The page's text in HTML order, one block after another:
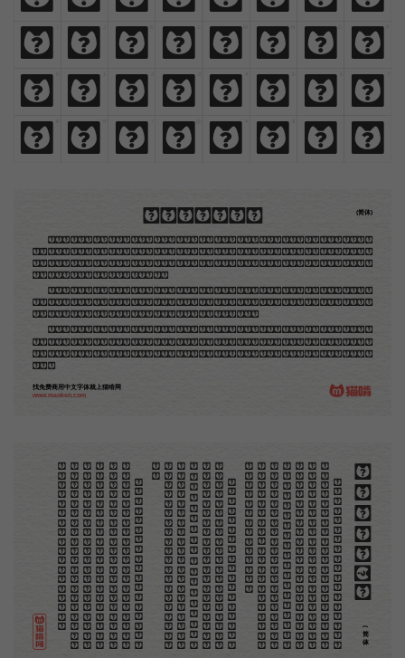
I J K L M N O P
0 1 2 3 4 5 6 7
8 9 ! @ # $ , .
木刻创作法·序
地不问东西，凡木刻的图版，向来是画管画，刻管刻，印管印的。中国用得最早，而照例也久经衰
退；清光绪中，英人傅兰雅氏编印《格致汇编》，插图就已非中国刻工所能刻，精细的必需由英国运了
图版来。那就是所谓「木口木刻」，也即「复制木刻」，和用在编给印度人读的英文书，后来也就移给
中国人读的英文书上的插画，是同类的。
那时我还是一个儿童，见了这些图，便震惊于它的精工活泼，当作宝贝看。到近几年，才知道西洋
还有一种由画家一手造成的版画，也就是原画，倘用木版，便叫作「创作木刻」，是艺术家直接的创作
品，毫不假手于刻者和印者的。现在我们所要绍介的，便是这一种。
但是至今没有一本讲说木刻的书，这才是第一本。虽然稍简略，却已经给了读者一个大意。由此发
展下去，路是广大得很。题材会丰富起来的，技艺也会精炼起来的，采取新法，加以中国旧日之所长，
还有开出一条新的路径来的希望。那时作者各将自己的本领和心得，贡献出来，中国的木刻界就会发生
光焰。
(简体)
找免费商用中文字体就上猫啃网
www.maoken.com
木刻创作法·序
地
不
问
东
西
，
凡
木
刻
的
图
版
，
向
来
是
画
管
画，
刻
管
刻
，
印
管
印
的
。
中
国
用
得
最
早
，
而
照
例也
久
经
衰
退
；
清
光
绪
中
，
英
人
傅
兰
雅
氏
编
印
《格
致
汇
编
》
，
插
图
就
已
非
中
国
刻
工
所
能
刻
，
精细
的
必
需
由
英
国
运
了
图
版
来
。
那
就
是
所
谓
「木
口
木
刻
」
，
也
即
「
复
制
木
刻
」
，
和
用
在
编
给印
度
人
读
的
英
文
书
，
后
来
也
就
移
给
中
国
人
读
的英
文
书
上
的
插
画
，
是
同
类
的
。
那
时
我
还
是
一
个
儿
童
，
见
了
这
些
图
，
便
震
惊于
它
的
精
工
活
泼
，
当
作
宝
贝
看
。
到
近
几
年
，
才知
道
西
洋
还
有
一
种
由
画
家
一
手
造
成
的
版
画
，
也就
是
原
画
，
倘
用
木
版
，
便
叫
作
「
创
作
木
刻」
，
是
艺
术
家
直
接
的
创
作
品
，
毫
不
假
手
于
刻
者和
印
者
的
。
现
在
我
们
所
要
绍
介
的
，
便
是
这
一
种
。
但
是
至
今
没
有
一
本
讲
说
木
刻
的
书
，
这
才
是
第一
本
。
虽
然
稍
简
略
，
却
已
经
给
了
读
者
一
个
大
意。
由
此
发
展
下
去
，
路
是
广
大
得
很
。
题
材
会
丰
富起
来
的
，
技
艺
也
会
精
炼
起
来
的
，
采
取
新
法
，
加以
中
国
旧
日
之
所
长
，
还
有
开
出
一
条
新
的
路
径
来的
希
望
。
那
时
作
者
各
将
自
己
的
本
领
和
心
得
，
贡献
出
来
，
中
国
的
木
刻
界
就
会
发
生
光
焰
。
(简体)